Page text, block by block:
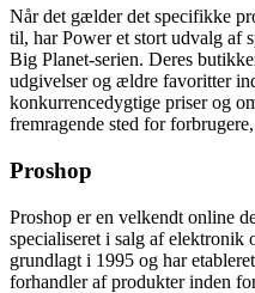
Når det gælder det specifikke
til, har Power et stort udvalg af
Big Planet-serien. Deres
udgivelser og ældre favoritter
konkurrencedygtige priser og
fremragende sted for
Proshop
Proshop er en velkendt online
specialiseret i salg af
grundlagt i 1995 og har
forhandler af produkter inden